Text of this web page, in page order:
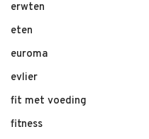
erwten
eten
euroma
evlier
fit met voeding
fitness